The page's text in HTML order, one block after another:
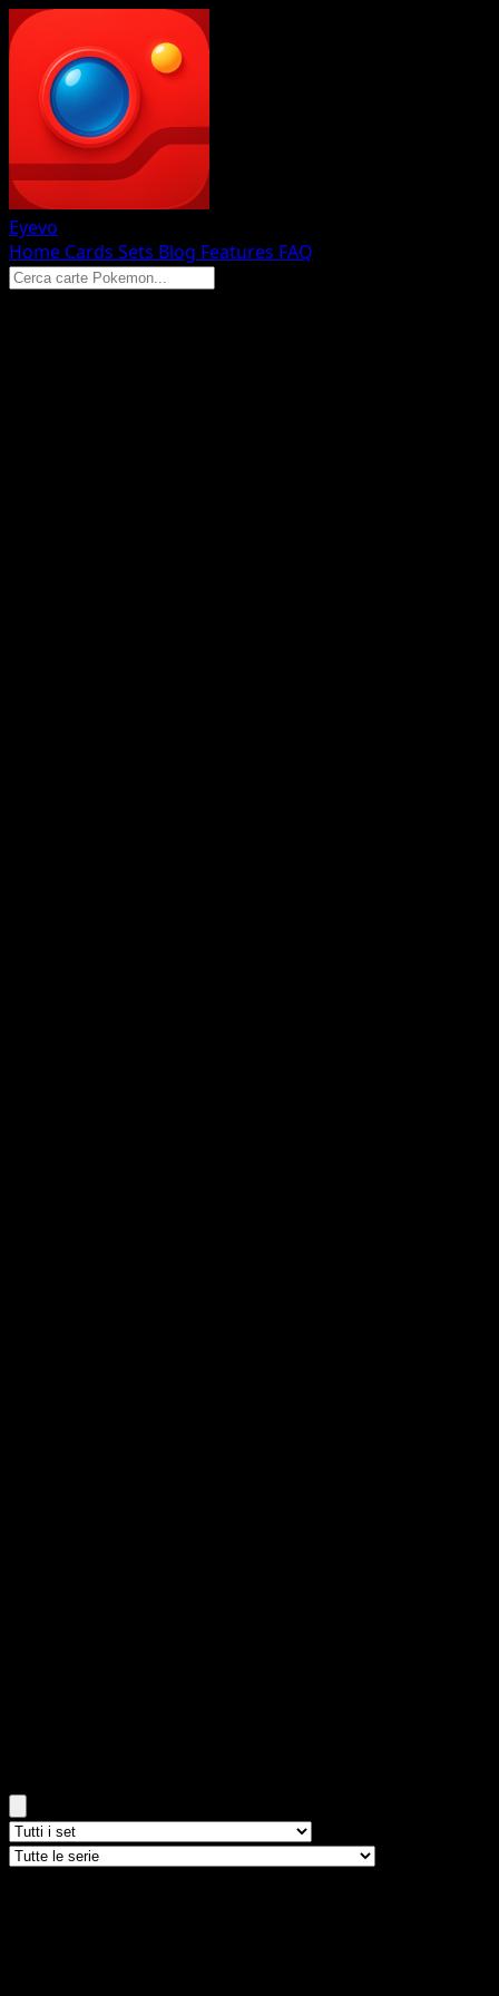
Eyevo
Home Cards Sets Blog Features FAQ